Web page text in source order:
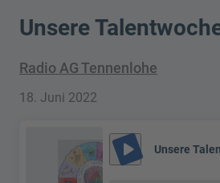
Unsere
Radio AG Tennenlohe
18. Juni 2022
play_arrow Unsere